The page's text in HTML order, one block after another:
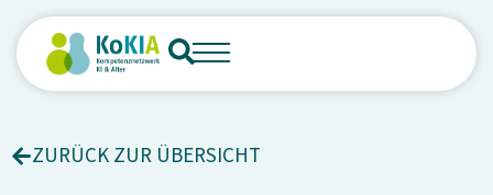
ZURÜCK ZUR ÜBERSICHT